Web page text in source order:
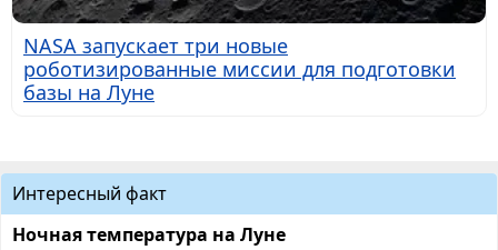
NASA запускает три новые
роботизированные миссии для подготовки
базы на Луне
Интересный факт
Ночная температура на Луне